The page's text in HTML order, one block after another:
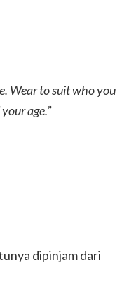
Wear to suit who you
age.”
dipinjam dari